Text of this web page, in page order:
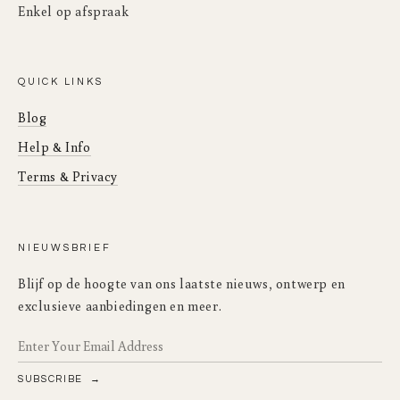
pure architectuur en architectuur met leescomfort.
Montage:
Enkel op afspraak
QUICK LINKS
Blog
Help & Info
Terms & Privacy
NIEUWSBRIEF
Blijf op de hoogte van ons laatste nieuws, ontwerp en
exclusieve aanbiedingen en meer.
SUBSCRIBE